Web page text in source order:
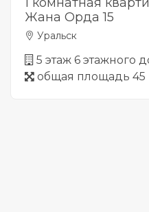
Жана Орда 15
Уральск
5 этаж 6 этажного
общая площадь 45